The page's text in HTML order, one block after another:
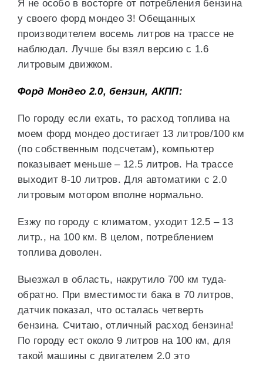
Я не особо в восторге от потребления бензина
у своего форд мондео 3! Обещанных
производителем восемь литров на трассе не
наблюдал. Лучше бы взял версию с 1.6
литровым движком.
Форд Мондео 2.0, бензин, АКПП:
По городу если ехать, то расход топлива на
моем форд мондео достигает 13 литров/100 км
(по собственным подсчетам), компьютер
показывает меньше – 12.5 литров. На трассе
выходит 8-10 литров. Для автоматики с 2.0
литровым мотором вполне нормально.
Езжу по городу с климатом, уходит 12.5 – 13
литр., на 100 км. В целом, потреблением
топлива доволен.
Выезжал в область, накрутило 700 км туда-
обратно. При вместимости бака в 70 литров,
датчик показал, что осталась четверть
бензина. Считаю, отличный расход бензина!
По городу ест около 9 литров на 100 км, для
такой машины с двигателем 2.0 это